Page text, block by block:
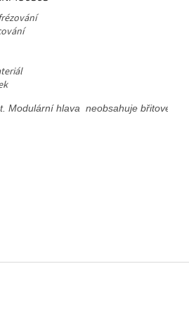
frézování
Modulární hlava  neobsahuje břitové